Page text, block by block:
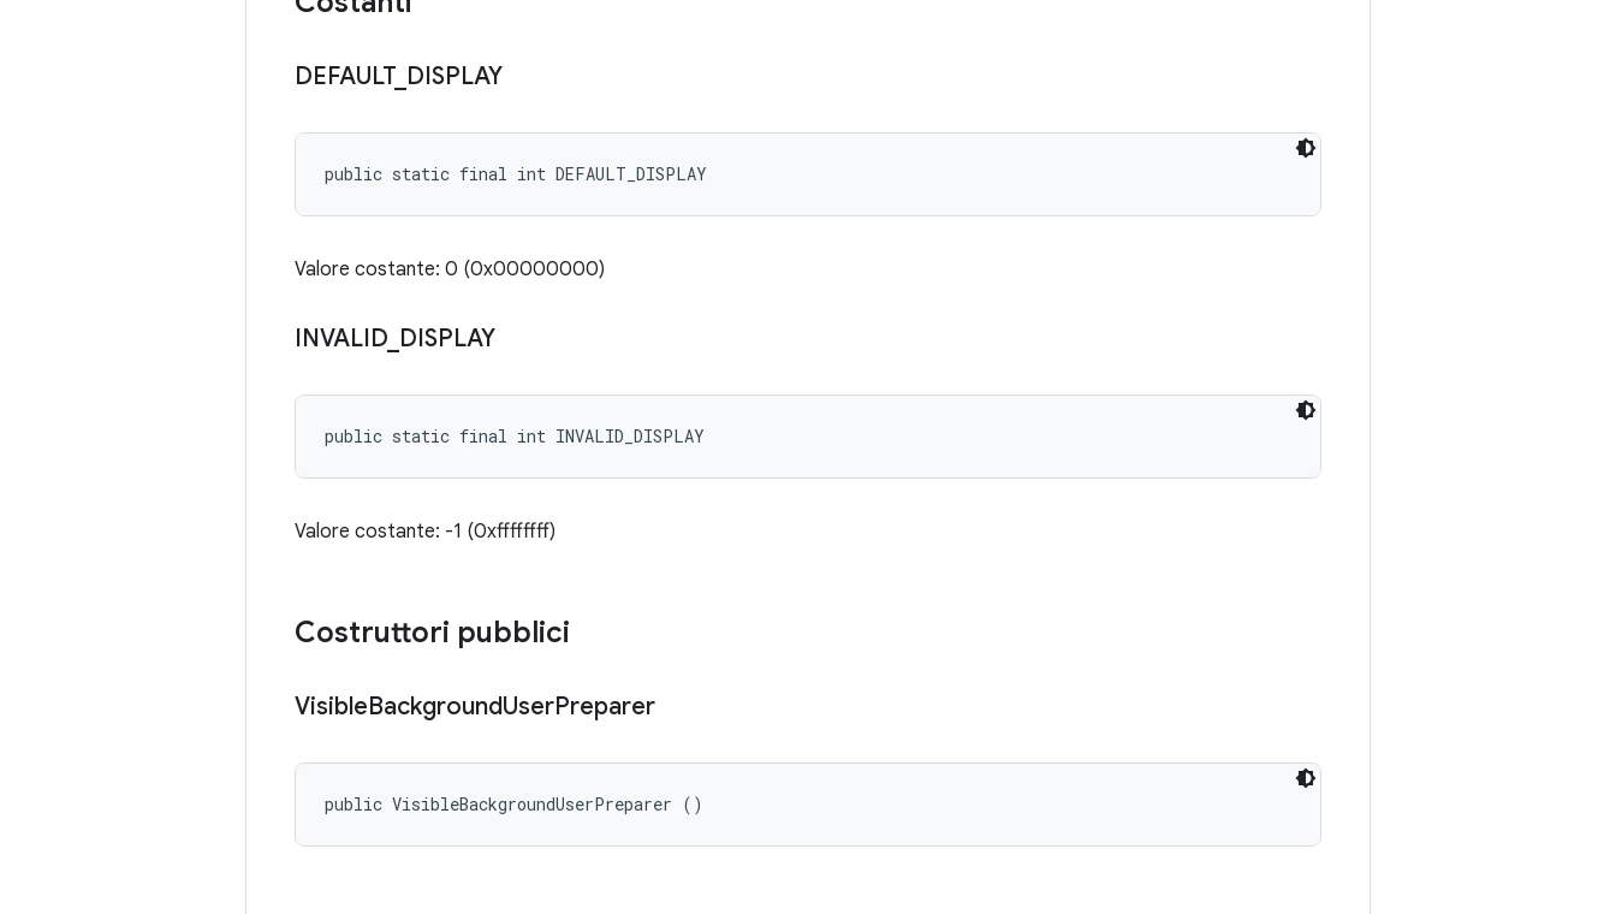
DEFAULT_ DISPLAY
public static final int DEFAULT_DISPLAY
Valore costante: 0 (0x00000000)
INVALID DISPLAY
public static final int INVALID_DISPLAY
Valore costante: -1 (0xffffffff)
Costruttori pubblici
VisibleBackgroundUserPreparer
public VisibleBackgroundUserPreparer ()